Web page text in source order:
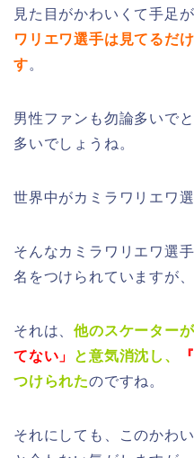
見た目がかわいくて手足が
ワリエワ選手は見てるだ
す。
男性ファンも勿論多いで
多いでしょうね。
世界中がカミラワリエワ
そんなカミラワリエワ選手
名をつけられていますが
それは、他のスケーター
てない」
と意気消沈し、
つけられたのですね。
それにしても、このかわ